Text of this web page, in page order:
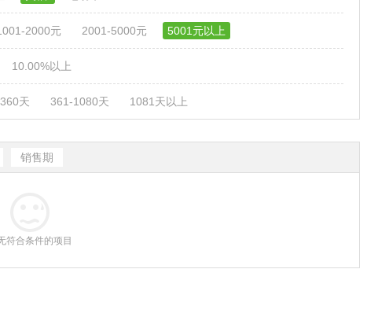
2000元 2001-5000元 5001元以上
10.00%以上
天 361-1080天 1081天以上
销售期
符合条件的项目